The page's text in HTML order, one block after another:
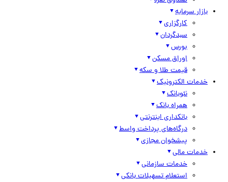
بازار سرمایه
کارگزاری
سبدگردان
بورس
اوراق مسکن
قیمت طلا و سکه
خدمات الکترونیک
نئوبانک
همراه بانک
بانکداری اینترنتی
درگاه‌های پرداخت واسط
پیشخوان مجازی
خدمات مالی
خدمات سازمانی
استعلام تسهیلات بانکی